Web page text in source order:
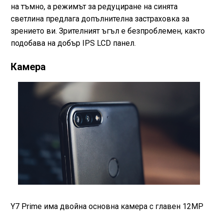
на тъмно, а режимът за редуциране на синята
светлина предлага допълнителна застраховка за
зрението ви. Зрителният ъгъл е безпроблемен, както
подобава на добър IPS LCD панел.
Камера
Y7 Prime има двойна основна камера с главен 12MP